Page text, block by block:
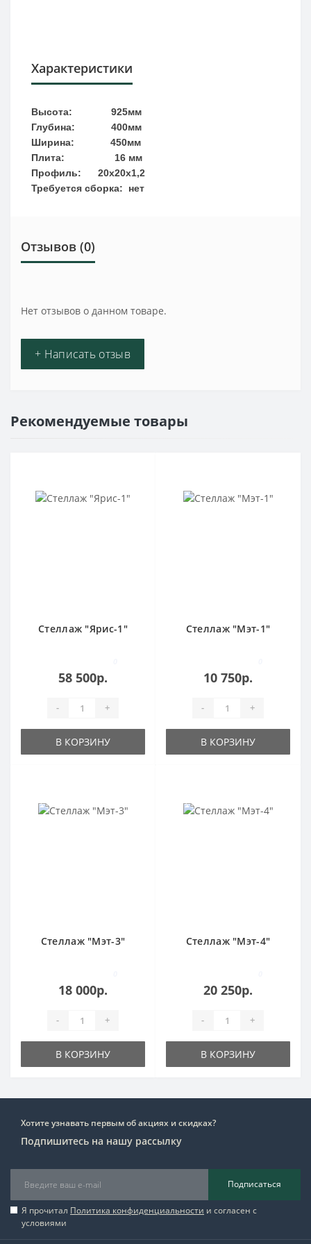
Характеристики
Высота: 925мм
Глубина:
400мм
Ширина:
450мм
Плита: 16 мм
Профиль: 20х20х1,2
Требуется сборка:
нет
Отзывов (0)
Нет отзывов о данном товаре.
+ Написать отзыв
Рекомендуемые товары
Стеллаж "Ярис-1"
58 500р.
- +
В КОРЗИНУ
Стеллаж "Мэт-1"
10 750р.
- +
В КОРЗИНУ
Стеллаж "Мэт-3"
18 000р.
- +
В КОРЗИНУ
Стеллаж "Мэт-4"
20 250р.
- +
В КОРЗИНУ
Хотите узнавать первым об акциях и скидках?
Подпишитесь на нашу рассылку
Подписаться
Я прочитал Политика конфиденциальности и согласен с
условиями